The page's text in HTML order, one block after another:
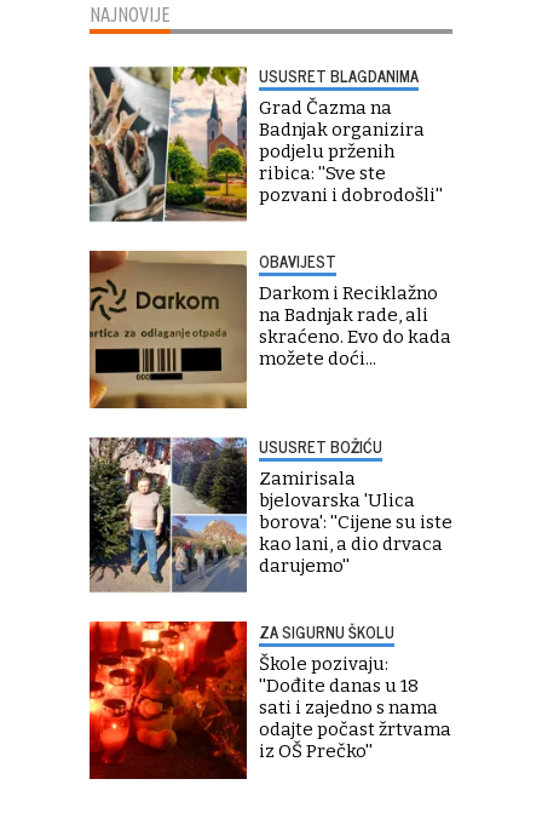
NAJNOVIJE
USUSRET BLAGDANIMA
Grad Čazma na
Badnjak organizira
podjelu prženih
ribica: ''Sve ste
pozvani i dobrodošli''
OBAVIJEST
Darkom i Reciklažno
na Badnjak rade, ali
skraćeno. Evo do kada
možete doći...
USUSRET BOŽIĆU
Zamirisala
bjelovarska 'Ulica
borova': ''Cijene su iste
kao lani, a dio drvaca
darujemo''
ZA SIGURNU ŠKOLU
Škole pozivaju:
''Dođite danas u 18
sati i zajedno s nama
odajte počast žrtvama
iz OŠ Prečko''